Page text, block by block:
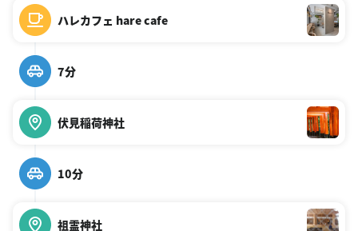
ハレカフェ hare cafe
7分
伏見稲荷神社
10分
祖霊神社